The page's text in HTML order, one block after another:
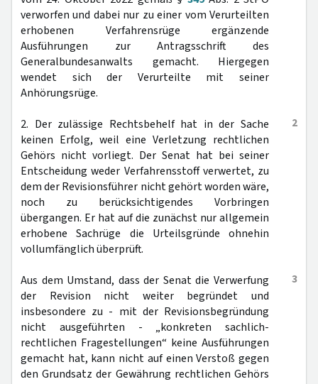
verworfen und dabei nur zu einer vom Verurteilten
erhobenen Verfahrensrüge ergänzende
Ausführungen zur Antragsschrift des
Generalbundesanwalts gemacht. Hiergegen
wendet sich der Verurteilte mit seiner
Anhörungsrüge.
2
2. Der zulässige Rechtsbehelf hat in der Sache
keinen Erfolg, weil eine Verletzung rechtlichen
Gehörs nicht vorliegt. Der Senat hat bei seiner
Entscheidung weder Verfahrensstoff verwertet, zu
dem der Revisionsführer nicht gehört worden wäre,
noch zu berücksichtigendes Vorbringen
übergangen. Er hat auf die zunächst nur allgemein
erhobene Sachrüge die Urteilsgründe ohnehin
vollumfänglich überprüft.
3
Aus dem Umstand, dass der Senat die Verwerfung
der Revision nicht weiter begründet und
insbesondere zu - mit der Revisionsbegründung
nicht ausgeführten - „konkreten sachlich-
rechtlichen Fragestellungen“ keine Ausführungen
gemacht hat, kann nicht auf einen Verstoß gegen
den Grundsatz der Gewährung rechtlichen Gehörs